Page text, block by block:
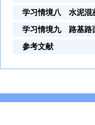
学习情境八 水泥混
学习情境九 路基路
参考文献